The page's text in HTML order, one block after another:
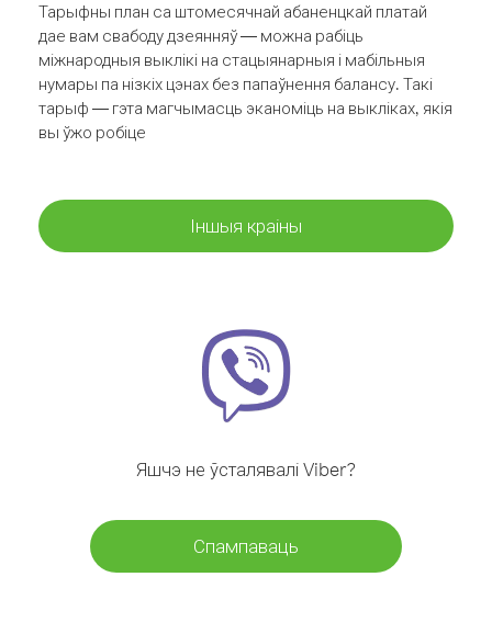
Тарыфны план са штомесячнай абаненцкай платай
дае вам свабоду дзеянняў — можна рабіць
міжнародныя выклікі на стацыянарныя і мабільныя
нумары па нізкіх цэнах без папаўнення балансу. Такі
тарыф — гэта магчымасць эканоміць на выкліках, якія
вы ўжо робіце
Іншыя краіны
Яшчэ не ўсталявалі Viber?
Спампаваць